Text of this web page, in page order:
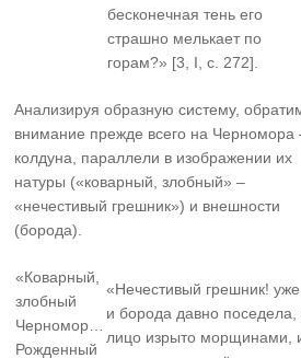
бесконечная тень его
страшно мелькает по
горам?» [3, I, с. 272].
Анализируя образную систему,
внимание прежде всего на Черномора
колдуна, параллели в изображении их
натуры («коварный, злобный» –
«нечестивый грешник») и внешности
(борода).
«Коварный,
злобный
Черномор…
Рожденный
«Нечестивый грешник! уже
и борода давно поседела,
лицо изрыто морщинами,